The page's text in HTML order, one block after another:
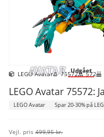
Udgået
LEGO Avatar 75572 572
LEGO Avatar 75572:
LEGO Avatar Spar 20-30% på
Vejl. pris 499,95 kr.